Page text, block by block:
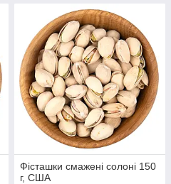
Фісташки смажені солоні 150
г, США